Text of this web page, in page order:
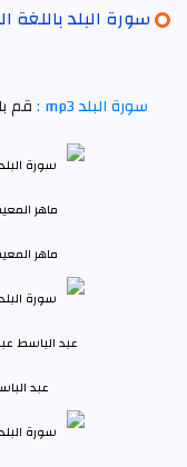
سورة البلد باللغة
سورة البلد mp3 : قم
ماهر
عبد